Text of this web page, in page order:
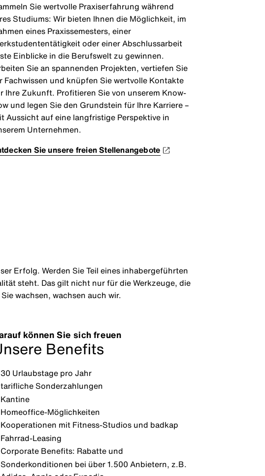
Sie wertvolle Praxiserfahrung während
Studiums: Wir bieten Ihnen die Möglichkeit, im
eines Praxissemesters, einer
oder einer Abschlussarbeit
Einblicke in die Berufswelt zu gewinnen.
Sie an spannenden Projekten, vertiefen Sie
Fachwissen und knüpfen Sie wertvolle Kontakte
Ihre Zukunft. Profitieren Sie von unserem Know-
und legen Sie den Grundstein für Ihre Karriere –
Aussicht auf eine langfristige Perspektive in
Unternehmen.
Sie unsere freien Stellenangebote
Erfolg. Werden Sie Teil eines inhabergeführten
steht. Das gilt nicht nur für die Werkzeuge, die
wachsen, wachsen auch wir.
können Sie sich freuen
Benefits
30 Urlaubstage pro Jahr
tarifliche Sonderzahlungen
Kantine
Homeoffice-Möglichkeiten
Kooperationen mit Fitness-Studios und badkap
Fahrrad-Leasing
Corporate Benefits: Rabatte und
Sonderkonditionen bei über 1.500 Anbietern, z.B.